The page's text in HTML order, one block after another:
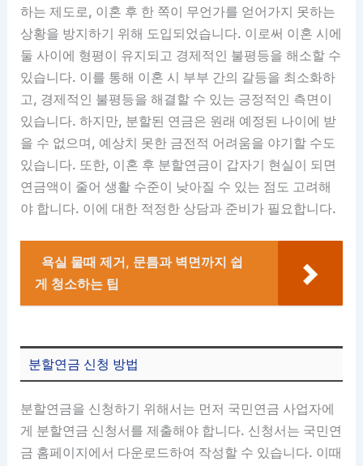
하는 제도로, 이혼 후 한 쪽이 무언가를 얻어가지 못하는
상황을 방지하기 위해 도입되었습니다. 이로써 이혼 시에
둘 사이에 형평이 유지되고 경제적인 불평등을 해소할 수
있습니다. 이를 통해 이혼 시 부부 간의 갈등을 최소화하
고, 경제적인 불평등을 해결할 수 있는 긍정적인 측면이
있습니다. 하지만, 분할된 연금은 원래 예정된 나이에 받
을 수 없으며, 예상치 못한 금전적 어려움을 야기할 수도
있습니다. 또한, 이혼 후 분할연금이 갑자기 현실이 되면
연금액이 줄어 생활 수준이 낮아질 수 있는 점도 고려해
야 합니다. 이에 대한 적정한 상담과 준비가 필요합니다.
욕실 물때 제거, 문틈과 벽면까지 쉽
게 청소하는 팁
분할연금 신청 방법
분할연금을 신청하기 위해서는 먼저 국민연금 사업자에
게 분할연금 신청서를 제출해야 합니다. 신청서는 국민연
금 홈페이지에서 다운로드하여 작성할 수 있습니다. 이때